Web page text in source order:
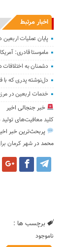
اخبار مرتبط
پایان عملیات اربعین در مرز
ماموستا قادری:
دشمنان به
دل‌نوشته پدری که با
خدمات اربعین در
خبر جنجالی اخیر
کلید معافیت‌های تولید
پربحث‌ترین خبر
محمد درشهر کرمان
برچسب ها :
ناموجود